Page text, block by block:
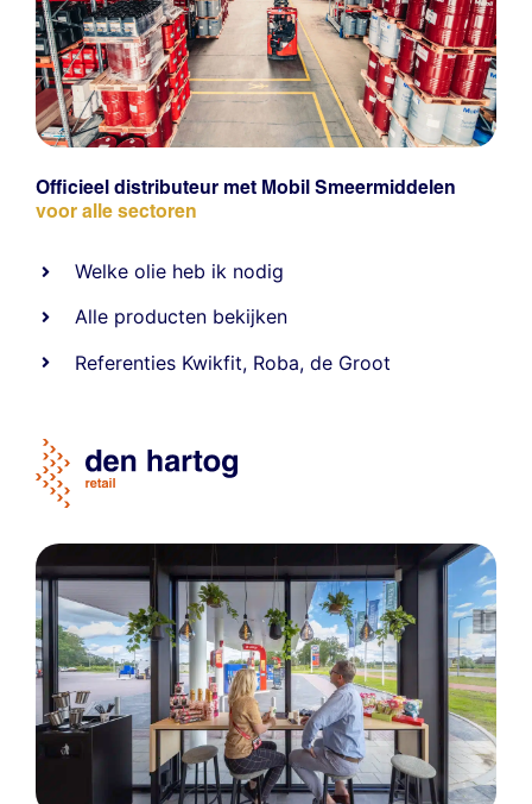
Officieel distributeur met Mobil Smeermiddelen
voor alle sectoren
Welke olie heb ik nodig
Alle producten bekijken
Referenties Kwikfit, Roba,de Groot